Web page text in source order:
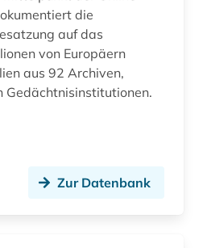
die
auf das
von Europäern
aus 92 Archiven,
Gedächtnisinstitutionen.
Zur Datenbank